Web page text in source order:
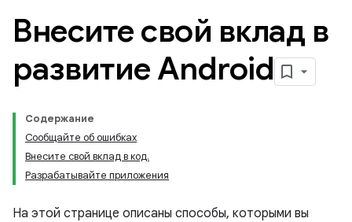
Внесите свой вклад в
развитие Android
Содержание
Сообщайте об ошибках
Внесите свой вклад в код.
Разрабатывайте приложения
На этой странице описаны способы, которыми вы